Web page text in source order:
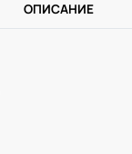
ОПИСАНИЕ